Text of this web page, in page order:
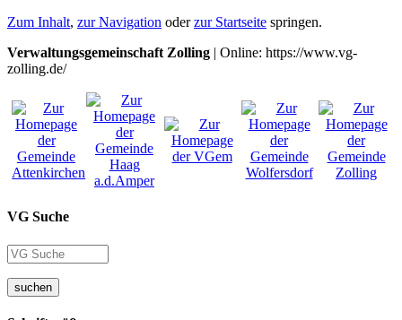
Zum Inhalt, zur Navigation oderzur Startseite springen.
Verwaltungsgemeinschaft Zolling | Online: https://www.vg-
zolling.de/
VG Suche
suchen